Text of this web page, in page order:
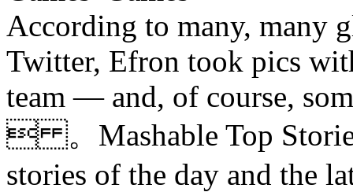
According to many, many
Twitter, Efron took pics
team — and, of course,
 。Mashable Top
stories of the day and the